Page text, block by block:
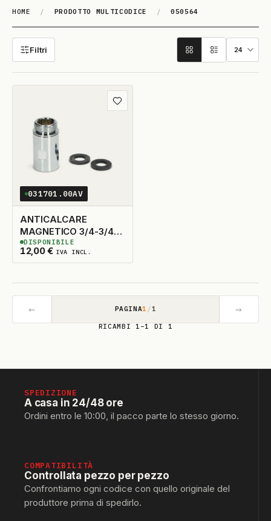
HOME / PRODOTTO MULTICODICE / 050564
050564
Filtri
Aggiungi ai preferiti
031701.00AV
ANTICALCARE
MAGNETICO 3/4-3/4
WPRO
12,00€ IVA INCL.
6DISPONIBILI
DISPONIBILE
← PAGINA1 /1 →
RICAMBI 1–1 DI 1
SPEDIZIONE
A casa in 24/48 ore
Ordini entro le 10:00, il pacco parte lo stesso giorno.
COMPATIBILITÀ
Controllata pezzo per pezzo
Confrontiamo ogni codice con quello originale del
produttore prima di spedirlo.